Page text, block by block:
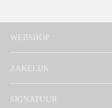
WEBSHOP
ZAKELIJK
SIGNATUUR